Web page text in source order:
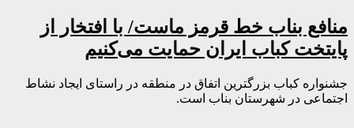
منافع بناب خط قرمز ماست/ با افتخار از
پایتخت کباب ایران حمایت می‌کنیم
جشنواره کباب بزرگترین اتفاق در منطقه در راستای ایجاد نشاط
اجتماعی در شهرستان بناب است.